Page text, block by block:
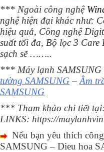
*** Ngoài công nghệ
nghệ hiện đại khác như:
hiệu quả, Công nghệ
suất tối đa, Bộ lọc 3
sạch sẽ ……..
*** Máy lạnh
tường SAMSUNG– Âm
SAMSUNG
*** Tham khảo chi tiết tại:
LINKS: https://
Nếu bạn yêu thích
SAMSUNG – Dieu hoa